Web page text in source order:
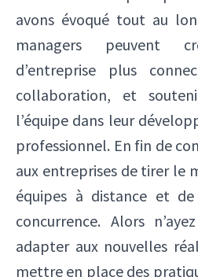
avons évoqué tout au
managers peuvent
d’entreprise plus
collaboration, et
l’équipe dans leur
professionnel. En fin de
aux entreprises de tirer le
équipes à distance et
concurrence. Alors
adapter aux nouvelles
mettre en place des